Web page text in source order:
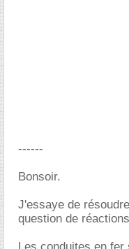
------
Bonsoir.
J'essaye de
question de